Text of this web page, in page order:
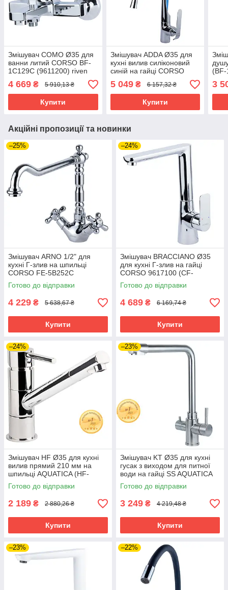
Змішувач COMO Ø35 для
ванни литий CORSO BF-
1C129C (9611200) riven
4 669 ₴ 5 910,13 ₴
Купити
Змішувач ADDA Ø35 для
кухні вилив силіконовий
синій на гайці CORSO
9635100 (EB-4B519C)
riven
5 049₴ 6 157,32 ₴
Купити
3
Акційні пропозиції та новинки
–25%
Змішувач ARNO 1/2" для
кухні Г-злив на шпильці
CORSO FE-5B252C
(9679100) riven
Готово до відправки
4 229 ₴ 5 638,67 ₴
Купити
–24%
Змішувач BRACCIANO Ø35
для кухні Г-злив на гайці
CORSO 9617100 (CF-
4B236C) riven
Готово до відправки
4 689 ₴ 6 169,74 ₴
Купити
–24%
Змішувач HF Ø35 для кухні
вилив прямий 210 мм на
шпильці AQUATICA (HF-
2B217C) (9705100) riven
Готово до відправки
2 189 ₴ 2 880,26 ₴
Купити
–23%
Змішувач KT Ø35 для кухні
гусак з виходом для питної
води на гайці SS AQUATICA
KT-4B770P (9722121) riven
Готово до відправки
3 249 ₴ 4 219,48 ₴
Купити
–23% –22%